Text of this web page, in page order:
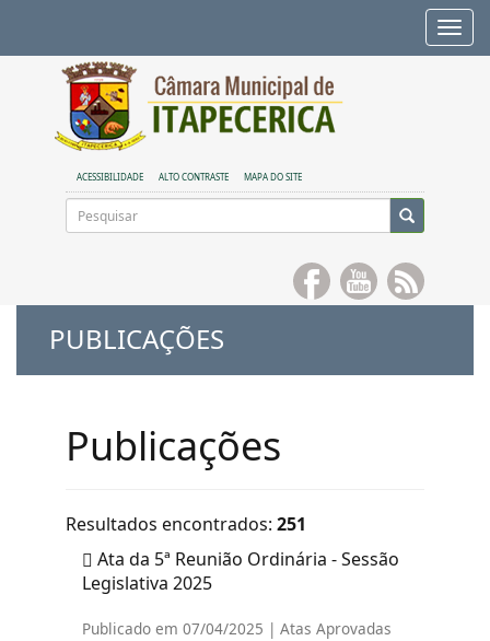
ACESSIBILIDADE ALTO CONTRASTE MAPA DO SITE
PUBLICAÇÕES
Publicações
Resultados encontrados: 251
Ata da 5ª Reunião Ordinária - Sessão
Legislativa 2025
Publicado em 07/04/2025 | Atas Aprovadas